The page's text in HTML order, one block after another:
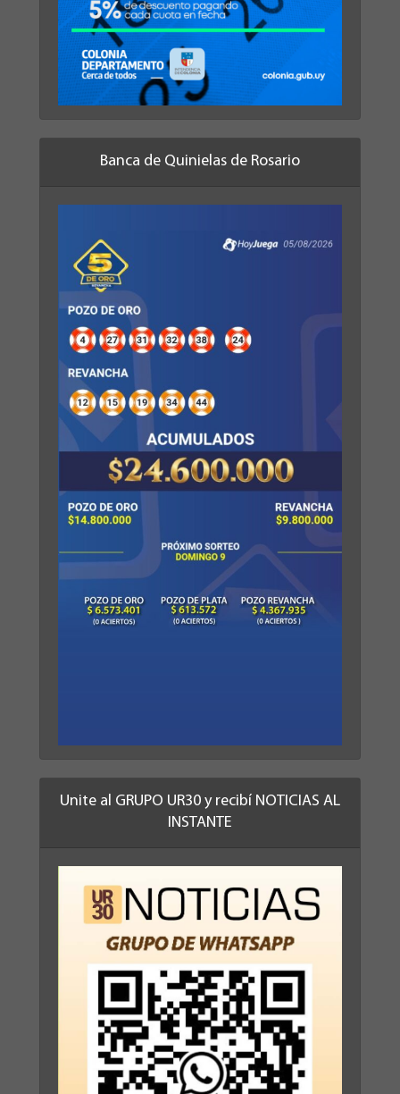
Banca de Quinielas de Rosario
Unite al GRUPO UR30 y recibí NOTICIAS AL
INSTANTE